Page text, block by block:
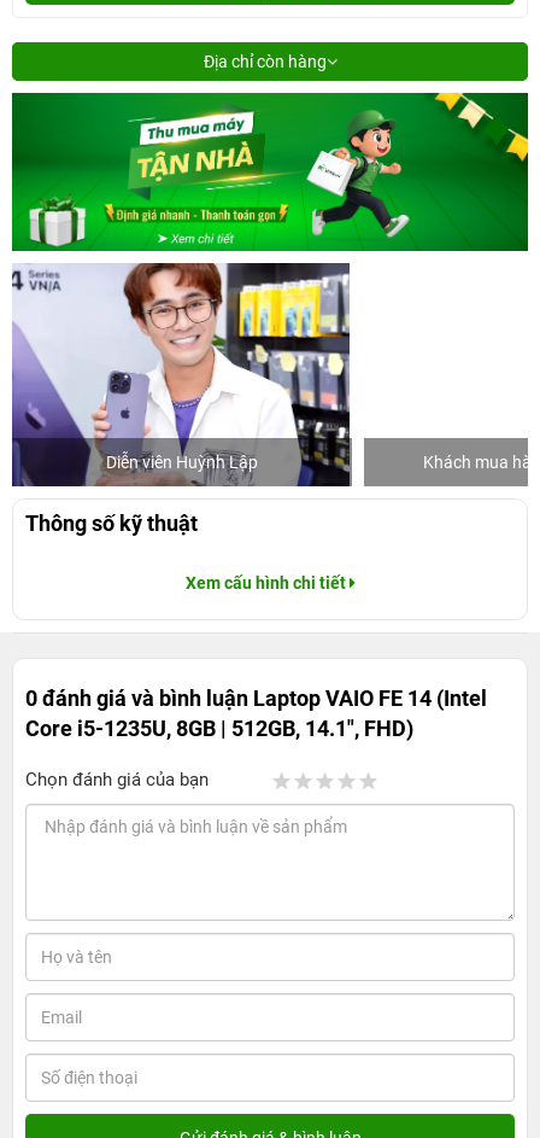
Địa chỉ còn hàng
Diễn viên Huỳnh Lập Khách mua
Thông số kỹ thuật
Xem cấu hình chi tiết
0 đánh giá và bình luận Laptop VAIO FE 14 (Intel
Core i5-1235U, 8GB | 512GB, 14.1", FHD)
Chọn đánh giá của bạn